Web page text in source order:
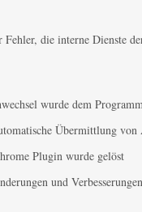
Fehler, die interne Dienste
wurde dem
Übermittlung von
Plugin wurde gelöst
und Verbesserungen